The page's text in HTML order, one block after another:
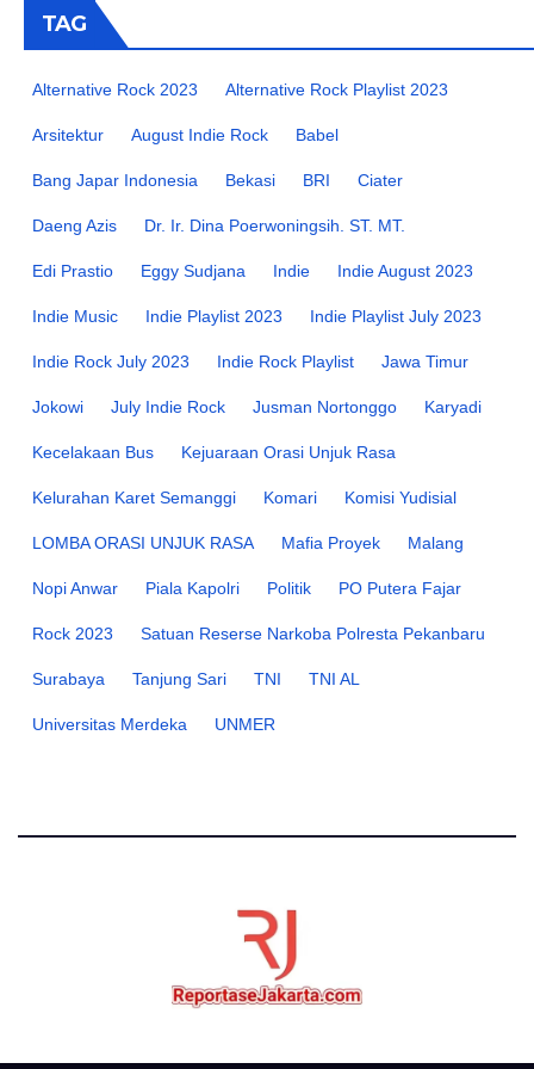
TAG
Alternative Rock 2023 Alternative Rock Playlist 2023
Arsitektur August Indie Rock Babel
Bang Japar Indonesia Bekasi BRI Ciater
Daeng Azis Dr. Ir. Dina Poerwoningsih. ST. MT.
Edi Prastio Eggy Sudjana Indie Indie August 2023
Indie Music Indie Playlist 2023 Indie Playlist July 2023
Indie Rock July 2023 Indie Rock Playlist Jawa Timur
Jokowi July Indie Rock Jusman Nortonggo Karyadi
Kecelakaan Bus Kejuaraan Orasi Unjuk Rasa
Kelurahan Karet Semanggi Komari Komisi Yudisial
LOMBA ORASI UNJUK RASA Mafia Proyek Malang
Nopi Anwar Piala Kapolri Politik PO Putera Fajar
Rock 2023 Satuan Reserse Narkoba Polresta Pekanbaru
Surabaya Tanjung Sari TNI TNI AL
Universitas Merdeka UNMER